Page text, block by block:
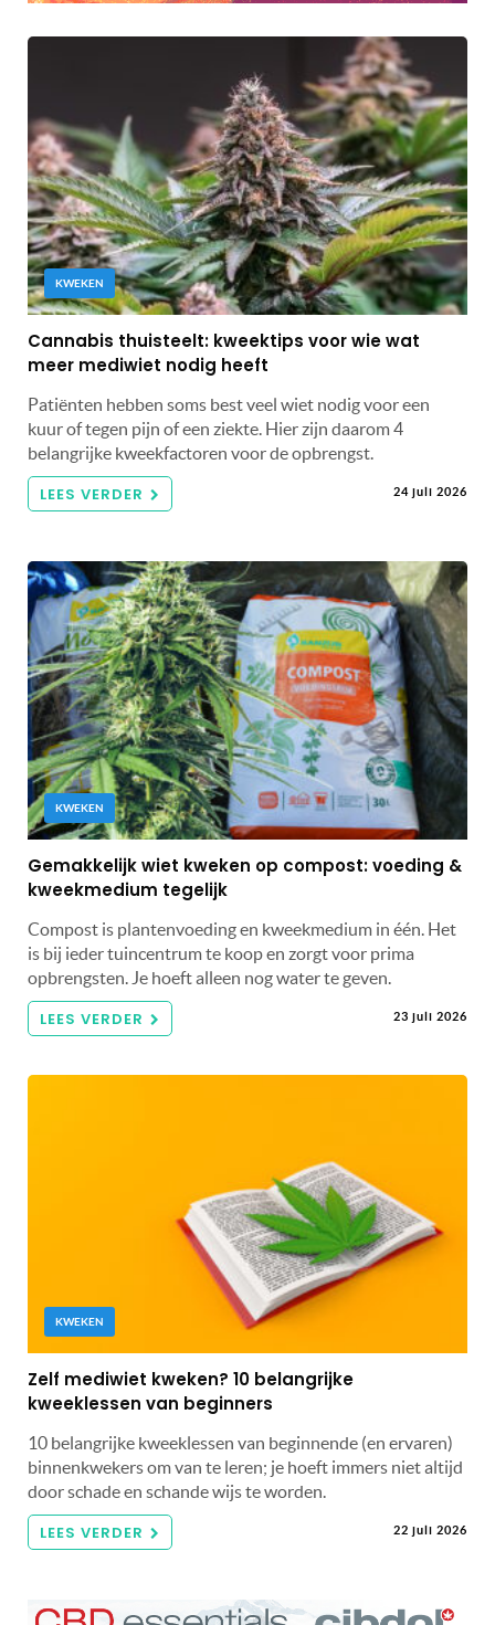
KWEKEN
Cannabis thuisteelt: kweektips voor wie wat
meer mediwiet nodig heeft
Patiënten hebben soms best veel wiet nodig voor een
kuur of tegen pijn of een ziekte. Hier zijn daarom 4
belangrijke kweekfactoren voor de opbrengst.
LEES VERDER 24 juli 2026
KWEKEN
Gemakkelijk wiet kweken op compost: voeding &
kweekmedium tegelijk
Compost is plantenvoeding en kweekmedium in één. Het
is bij ieder tuincentrum te koop en zorgt voor prima
opbrengsten. Je hoeft alleen nog water te geven.
LEES VERDER 23 juli 2026
KWEKEN
Zelf mediwiet kweken? 10 belangrijke
kweeklessen van beginners
10 belangrijke kweeklessen van beginnende (en ervaren)
binnenkwekers om van te leren; je hoeft immers niet altijd
door schade en schande wijs te worden.
LEES VERDER 22 juli 2026